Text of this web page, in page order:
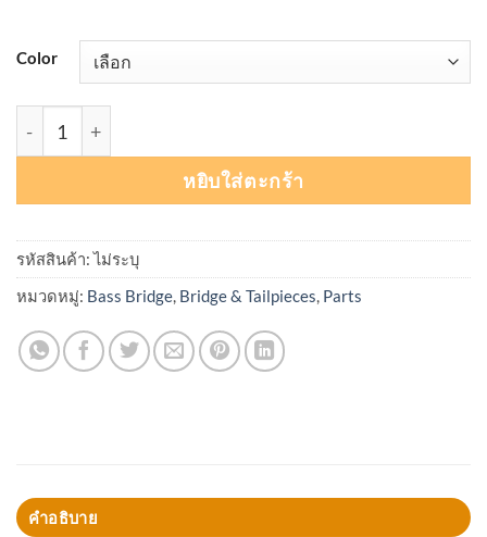
Color
หยิบใส่ตะกร้า
รหัสสินค้า:ไม่ระบุ
หมวดหมู่: Bass Bridge, Bridge & Tailpieces, Parts
คำอธิบาย